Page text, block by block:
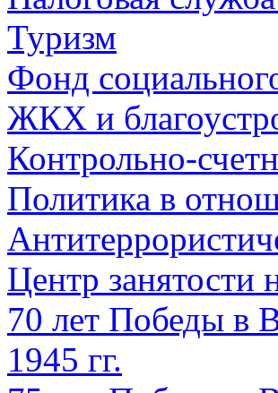
Туризм
Фонд
ЖКХ и
Контрольно-
Политика в
Центр занятости
70 лет Победы в
1945 гг.